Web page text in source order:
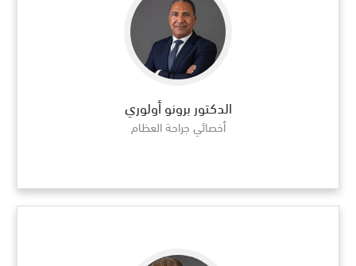
الدكتور برونو أولوري
أخصائي جراحة العظام